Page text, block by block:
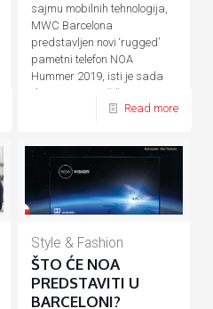
sajmu mobilnih tehnologija,
MWC Barcelona
predstavljen novi ‘rugged’
pametni telefon NOA
Hummer 2019, isti je sada
dostupan na tržištu. Za sve
Read more
Style & Fashion
ŠTO ĆE NOA
PREDSTAVITI U
BARCELONI?